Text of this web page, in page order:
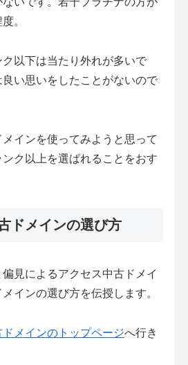
。
以下は当たり外れが多いで
い思いをしたことがないので
インを使ってみようと思って
ク以上を選ばれることをおす
ドメインの選び方
見によるアクセス中古ドメイ
インの選び方を伝授します。
メインのトップページへ行き